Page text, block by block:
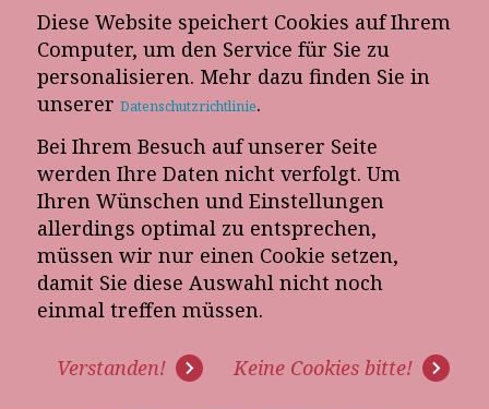
Diese Website speichert Cookies auf Ihrem
Computer, um den Service für Sie zu
personalisieren. Mehr dazu finden Sie in
unserer Datenschutzrichtlinie.
Bei Ihrem Besuch auf unserer Seite
werden Ihre Daten nicht verfolgt. Um
Ihren Wünschen und Einstellungen
allerdings optimal zu entsprechen,
müssen wir nur einen Cookie setzen,
damit Sie diese Auswahl nicht noch
einmal treffen müssen.
Verstanden! Keine Cookies bitte!
E-Mail-Newsletter
Telefon-Termin
WIE VIELE BESUCHER
VERBRAUCHT IHR MÖBELHAUS
AUF 100.000 EURO UMSATZ?